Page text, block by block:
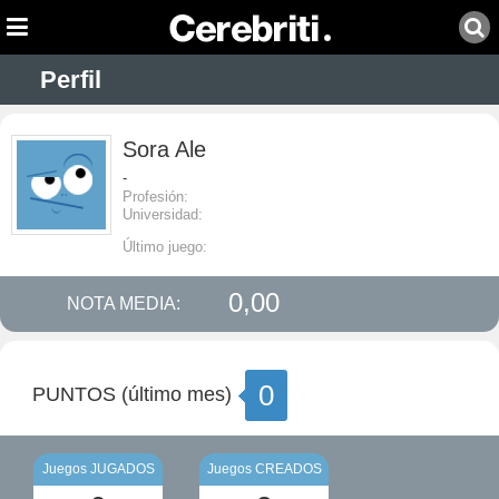
Perfil
Sora Ale
-
Profesión:
Universidad:
Último juego:
NOTA MEDIA: 0,00
PUNTOS (último mes) 0
Juegos JUGADOS Juegos CREADOS